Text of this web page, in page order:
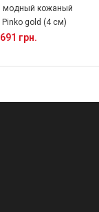
модный кожаный
gold (4 см)
691 грн.